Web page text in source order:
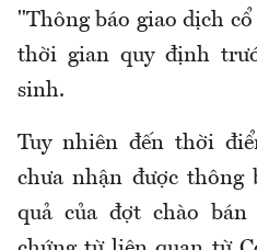
"Thông báo giao dịch
thời gian quy định
sinh.
Tuy nhiên đến thời
chưa nhận được thông
quả của đợt chào